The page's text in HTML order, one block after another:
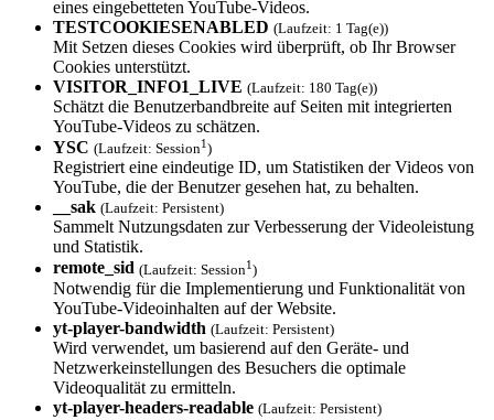
eines eingebetteten YouTube-Videos.
TESTCOOKIESENAB­LED (Laufzeit: 1 Tag(e))
Mit Setzen dieses Cookies wird überprüft, ob Ihr Browser
Cookies unterstützt.
VISITOR_INFO1_L­IVE (Laufzeit: 180 Tag(e))
Schätzt die Benutzerbandbreite auf Seiten mit integrierten
YouTube-Videos zu schätzen.
YSC (Laufzeit: Session1)
Registriert eine eindeutige ID, um Statistiken der Videos von
YouTube, die der Benutzer gesehen hat, zu behalten.
__sak (Laufzeit: Persistent)
Sammelt Nutzungsdaten zur Verbesserung der Videoleistung
und Statistik.
remote_sid (Laufzeit: Session1)
Notwendig für die Implementierung und Funktionalität von
YouTube-Videoinhalten auf der Website.
yt-player-bandw­idth (Laufzeit: Persistent)
Wird verwendet, um basierend auf den Geräte- und
Netzwerkeinstellungen des Besuchers die optimale
Videoqualität zu ermitteln.
yt-player-heade­rs-readable (Laufzeit: Persistent)